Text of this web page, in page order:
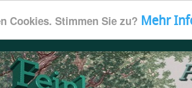
Cookies. Stimmen Sie zu? Mehr